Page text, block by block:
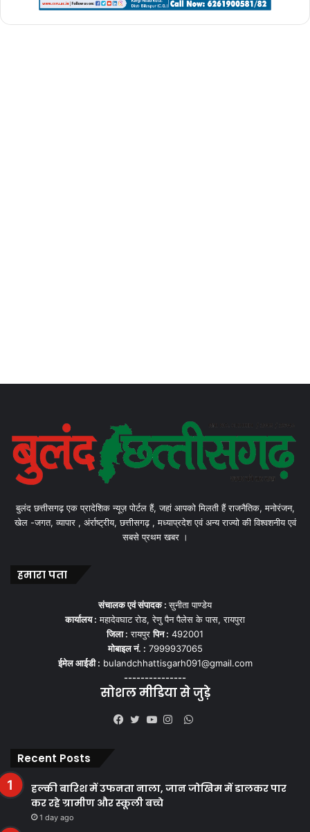
बुलंद छत्तीसगढ़ एक प्रादेशिक न्यूज़ पोर्टल हैं, जहां आपको मिलती हैं राजनैतिक, मनोरंजन,
खेल -जगत, व्यापार , अंर्राष्ट्रीय, छत्तीसगढ़ , मध्याप्रदेश एवं अन्य राज्यो की विश्वशनीय एवं
सबसे प्रथम खबर ।
हमारा पता
संचालक एवं संपादक :सुनीता पाण्डेय
कार्यालय : महादेवघाट रोड, रेणु पैन पैलेस के पास, रायपुरा
जिला : रायपुरपिन : 492001
मोबाइल नं. : 7999937065
ईमेल आईडी : bulandchhattisgarh091@gmail.com
---------------
सोशल मीडिया से जुड़े
WhatsApp
Recent Posts
हल्की बारिश में उफनता नाला, जान जोखिम में डालकर पार
कर रहे ग्रामीण और स्कूली बच्चे
1 day ago